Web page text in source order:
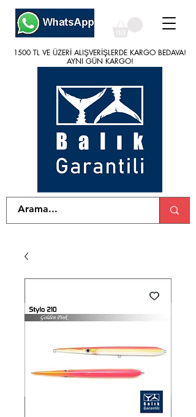
1500 TL VE ÜZERİ ALIŞVERİŞLERDE KARGO BEDAVA!
AYNI GÜN KARGO!
1500 TL VE ÜZERİ ALIŞVERİŞLERDE KARGO BEDAVA!
AYNI GÜN KARGO!